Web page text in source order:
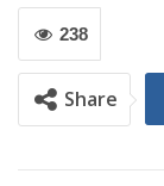
238
Share